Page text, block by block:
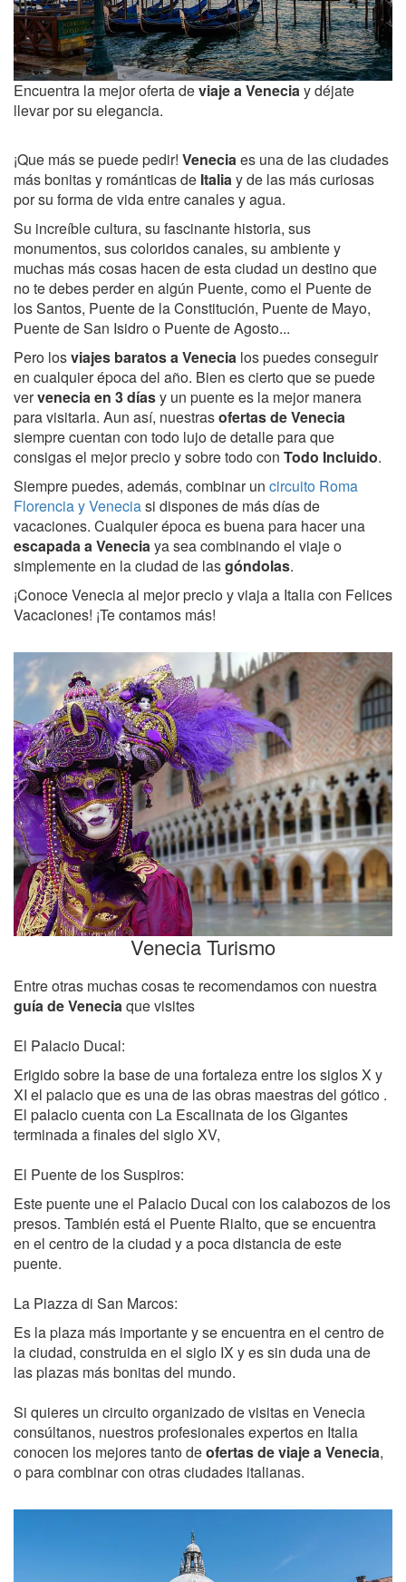
Encuentra la mejor oferta deviaje a Veneciay déjate
llevar por su elegancia.
¡Que más se puede pedir! Veneciaes una de las ciudades
más bonitas y románticas de Italiay de las más curiosas
por su forma de vida entre canales y agua.
Su increíble cultura, su fascinante historia, sus
monumentos, sus coloridos canales, su ambiente y
muchas más cosas hacen de esta ciudad un destino que
no te debes perder en algún Puente, como el Puente de
los Santos, Puente de la Constitución, Puente de Mayo,
Puente de San Isidro o Puente de Agosto...
Pero losviajes baratos a Venecia los puedes conseguir
en cualquier época del año. Bien es cierto que se puede
vervenecia en 3 díasy un puente es la mejor manera
para visitarla. Aun así, nuestrasofertas de Venecia
siempre cuentan con todo lujo de detalle para que
consigas el mejor precio y sobre todo con Todo Incluido.
Siempre puedes, además, combinar un circuito Roma
Florencia y Veneciasi dispones de más días de
vacaciones. Cualquier época es buena para hacer una
escapada a Veneciaya sea combinando el viaje o
simplemente en la ciudad de lasgóndolas.
¡Conoce Venecia al mejor precio y viaja a Italia con Felices
Vacaciones! ¡Te contamos más!
Venecia Turismo
Entre otras muchas cosas te recomendamos con nuestra
guía de Veneciaque visites
El Palacio Ducal:
Erigido sobre la base de una fortaleza entre los siglos X y
XI el palacio que es una de las obras maestras del gótico .
El palacio cuenta con La Escalinata de los Gigantes
terminada a finales del siglo XV,
El Puente de los Suspiros:
Este puente une el Palacio Ducal con los calabozos de los
presos. También está el Puente Rialto, que se encuentra
en el centro de la ciudad y a poca distancia de este
puente.
La Piazza di San Marcos:
Es la plaza más importante y se encuentra en el centro de
la ciudad, construida en el siglo IX y es sin duda una de
las plazas más bonitas del mundo.
Si quieres un circuito organizado de visitas en Venecia
consúltanos, nuestros profesionales expertos en Italia
conocen los mejores tanto deofertas de viaje a Venecia,
o para combinar con otras ciudades italianas.